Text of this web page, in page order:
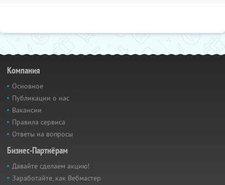
Компания
Основное
Публикации о нас
Вакансии
Правила сервиса
Ответы на вопросы
Бизнес-Партнёрам
Давайте сделаем акцию!
Заработайте, как Вебмастер